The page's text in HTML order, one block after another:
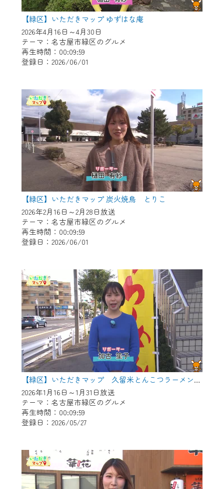
【緑区】いただきマップ ゆずはな庵
2026年4月16日～4月30日
テーマ：名古屋市緑区のグルメ
再生時間：00:09:59
登録日：2026/06/01
【緑区】いただきマップ 炭火焼鳥 とりこ
2026年2月16日～2月28日放送
テーマ：名古屋市緑区のグルメ
再生時間：00:09:59
登録日：2026/06/01
【緑区】いただきマップ 久留米とんこつラーメン とん八。
2026年1月16日～1月31日放送
テーマ：名古屋市緑区のグルメ
再生時間：00:09:59
登録日：2026/05/27
＜メンテナンス情報＞
CCNetWebTVのリニューアルにともないメ
ンテナンス作業を予定しています。
作業の間は、CCNetWebTVの画面が「メン
テナンス中」になり、ご利用いただけませ
ん。
ご不便をおかけいたしますが、ご了承の程
よろしくお願いいたします。